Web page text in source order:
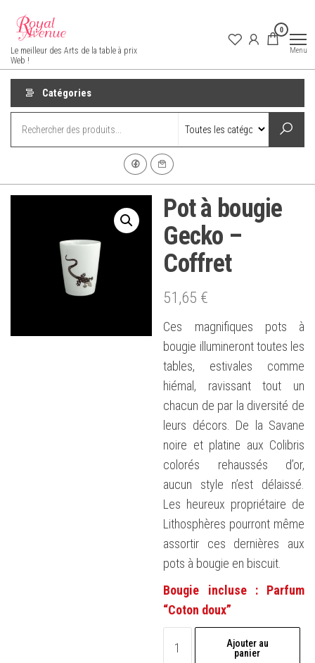
contenu
Royal Avenue
Le meilleur des Arts de la table à prix
Web !
0
Menu
Catégories
Pot à bougie
Gecko –
Coffret
51,65 €
Ces magnifiques pots à
bougie illumineront toutes les
tables, estivales comme
hiémal, ravissant tout un
chacun de par la diversité de
leurs décors. De la Savane
noire et platine aux Colibris
colorés rehaussés d’or,
aucun style n’est délaissé.
Les heureux propriétaire de
Lithosphères pourront même
assortir ces dernières aux
pots à bougie en biscuit.
Bougie incluse : Parfum
“Coton doux”
Ajouter au
panier